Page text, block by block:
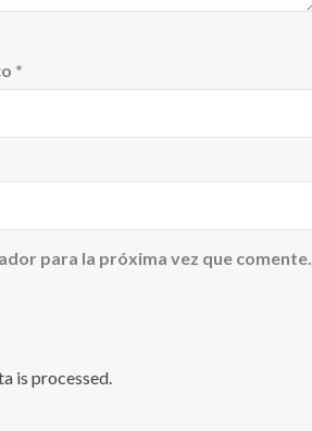
*
para la próxima vez que comente.
is processed.